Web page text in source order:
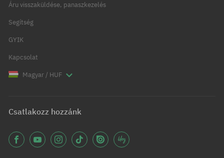
Áru visszaküldése, panaszkezelés
Segítség
GYIK
Kapcsolat
Magyar / HUF
Csatlakozz hozzánk